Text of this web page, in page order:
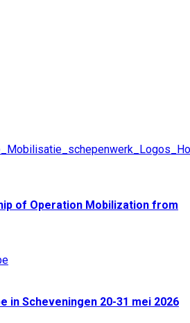
of Operation Mobilization from
in Scheveningen 20-31 mei 2026